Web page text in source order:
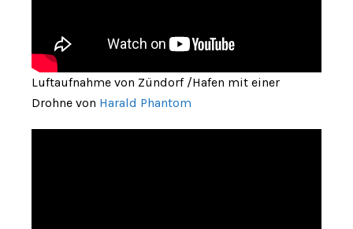
Luftaufnahme von Zündorf /Hafen mit einer
Drohne von Harald Phantom